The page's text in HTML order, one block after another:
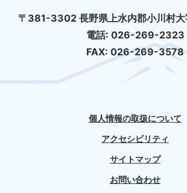
〒381-3302 長野県上水内郡小川村
電話: 026-269-2323
FAX: 026-269-3578
個人情報の取扱について
アクセシビリティ
サイトマップ
お問い合わせ